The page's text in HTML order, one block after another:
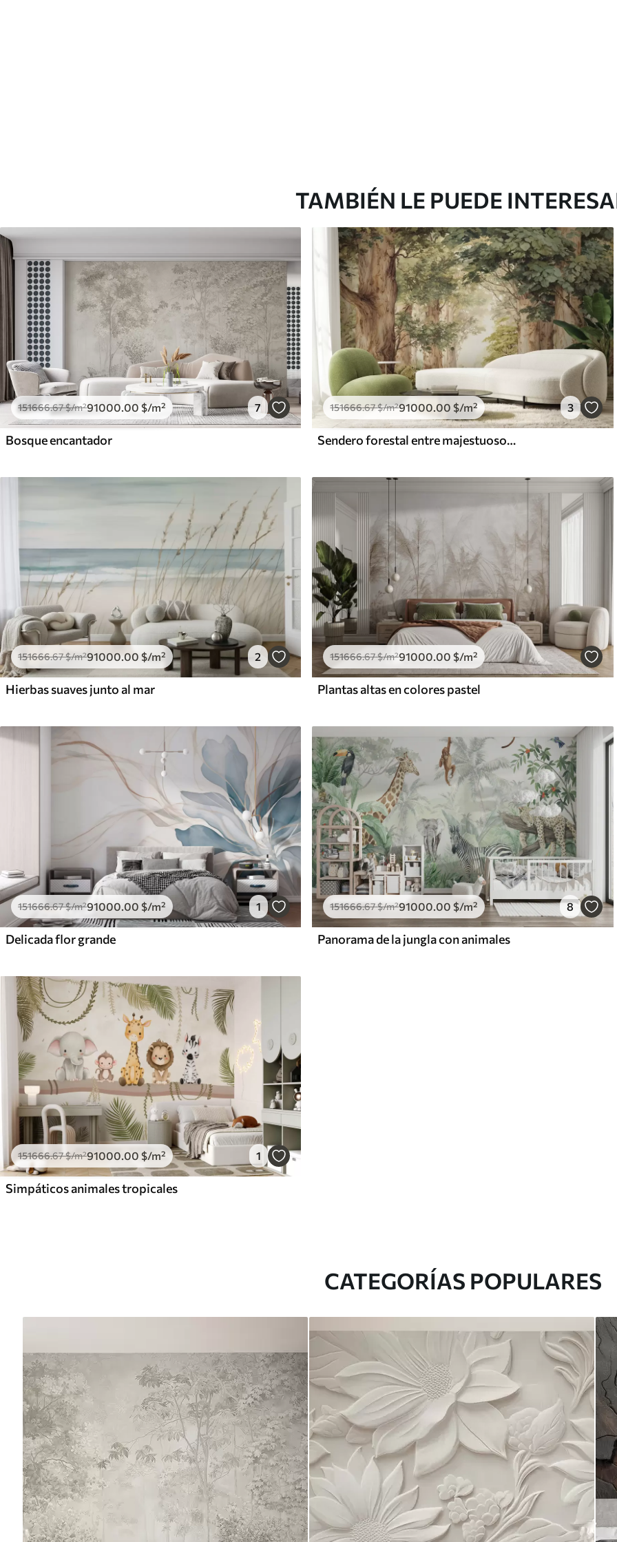
TAMBIÉN LE PUEDE
151666.67$/m²91000 .00 $/m² 7
Bosque encantador
151666.67$/m²91000 .00 $/m² 3
Sendero forestal entre majestuosos árboles en estilo acuarela
151666.67$/m²91000.00 $/m² 2
Hierbas suaves junto al mar
151666.67$/m²91000.00 $/m²
Plantas altas en colores pastel
151666.67$/m²91000 .00 $/m² 1
Delicada flor grande
151666.67$/m²91000 .00 $/m² 8
Panorama de la jungla con animales
151666.67$/m²91000.00 $/m² 1
Simpáticos animales tropicales
CATEGORÍAS POPULARES